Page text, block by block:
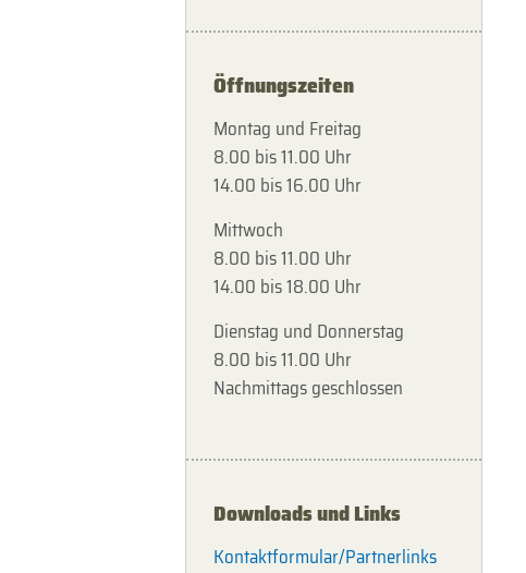
Öffnungszeiten
Montag und Freitag
8.00 bis 11.00 Uhr
14.00 bis 16.00 Uhr
Mittwoch
8.00 bis 11.00 Uhr
14.00 bis 18.00 Uhr
Dienstag und Donnerstag
8.00 bis 11.00 Uhr
Nachmittags geschlossen
Downloads und Links
Kontaktformular/Partnerlinks